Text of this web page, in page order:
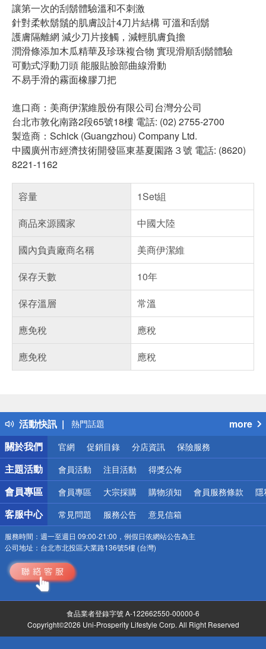
讓第一次的刮鬍體驗溫和不刺激
針對柔軟鬍鬚的肌膚設計4刀片結構 可溫和刮鬍
護膚隔離網 減少刀片接觸，減輕肌膚負擔
潤滑條添加木瓜精華及珍珠複合物 實現滑順刮鬍體驗
可動式浮動刀頭 能服貼臉部曲線滑動
不易手滑的霧面橡膠刀把
進口商：美商伊潔維股份有限公司台灣分公司
台北市敦化南路2段65號18樓 電話: (02) 2755-2700
製造商：Schick (Guangzhou) Company Ltd.
中國廣州市經濟技術開發區東基夏園路３號 電話: (8620)
8221-1162
容量
1Set組
商品來源國家
中國大陸
國內負責廠商名稱
美商伊潔維
保存天數
10年
保存溫層
常溫
應免稅
應稅
應免稅
應稅
活動快訊
得獎公告
熱門話題
銀行優惠
偏遠地區配送
詐騙網頁！請小心！
more
關於我們
官網 促銷目錄 分店資訊 保險服務
主題活動 會員活動 注目活動 得獎公佈
會員專區 會員專區 大宗採購 購物須知 會員服務條款 隱
客服中心 常見問題 服務公告 意見信箱
服務時間： 週一至週日 09:00-21:00，例假日依網站公告為主
公司地址： 台北市北投區大業路136號5樓 (台灣)
食品業者登錄字號 A-122662550-00000-6
Copyright©2026 Uni-Prosperity Lifestyle Corp. All Right Reserved